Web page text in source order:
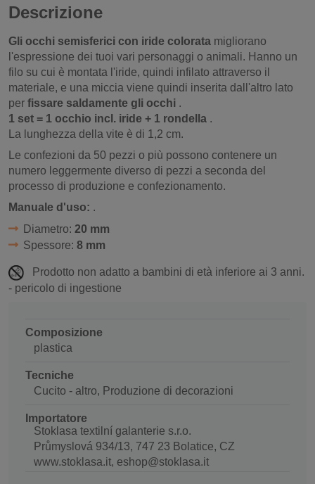
Descrizione
Gli occhi semisferici con iride colorata migliorano
l'espressione dei tuoi vari personaggi o animali. Hanno un
filo su cui è montata l'iride, quindi infilato attraverso il
materiale, e una miccia viene quindi inserita dall'altro lato
per fissare saldamente gli occhi .
1 set = 1 occhio incl. iride + 1 rondella .
La lunghezza della vite è di 1,2 cm.
Le confezioni da 50 pezzi o più possono contenere un
numero leggermente diverso di pezzi a seconda del
processo di produzione e confezionamento.
Manuale d'uso: .
Diametro: 20 mm
Spessore: 8 mm
Prodotto non adatto a bambini di età inferiore ai 3 anni.
- pericolo di ingestione
Composizione
plastica
Tecniche
Cucito - altro, Produzione di decorazioni
Importatore
Stoklasa textilní galanterie s.r.o.
Průmyslová 934/13, 747 23 Bolatice, CZ
www.stoklasa.it, eshop@stoklasa.it